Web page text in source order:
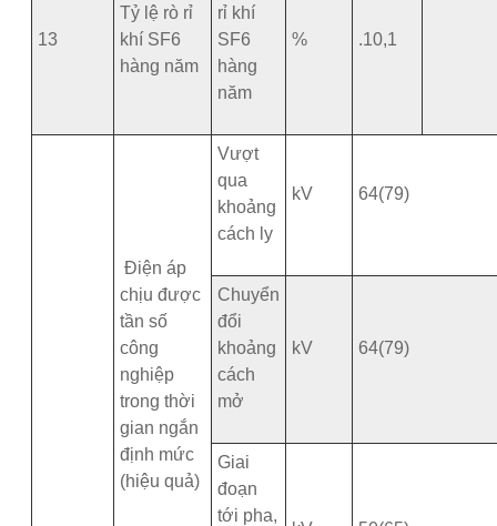
13
Tỷ lệ rò rỉ
khí SF6
hàng năm
rỉ khí
SF6
hàng
năm
% .10,1
Điện áp
chịu được
tần số
công
nghiệp
trong thời
gian ngắn
định mức
(hiệu quả)
Vượt
qua
khoảng
cách ly
kV 64(79)
Chuyển
đổi
khoảng
cách
mở
kV 64(79)
Giai
đoạn
tới pha,